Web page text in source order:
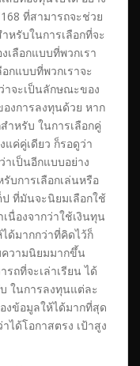
ที่สามารถจะช่วย
หรับในการเลือกที่จะ
เลือกแบบที่พวกเรา
กแบบที่พวกเราจะ
จะเป็นลักษณะของ
งการลงทุนด้วย หาก
ำหรับ ในการเลือกคู่
แค่คู่เดียว ก็รอดูว่า
าเป็นอีกแบบอย่าง
บการเลือกเล่นหรือ
ที่มันจะนิยมเลือกใช้
นื่องจากว่าใช้เงินทุน
ด้มากกว่าที่คิดไว้ก็
ความนิยมมากขึ้น
ถที่จะเล่าเรียน ได้
ในการลงทุนแต่ละ
งข้อมูลให้ได้มากที่สุด
ได้โอกาสตรง เป้าสูง